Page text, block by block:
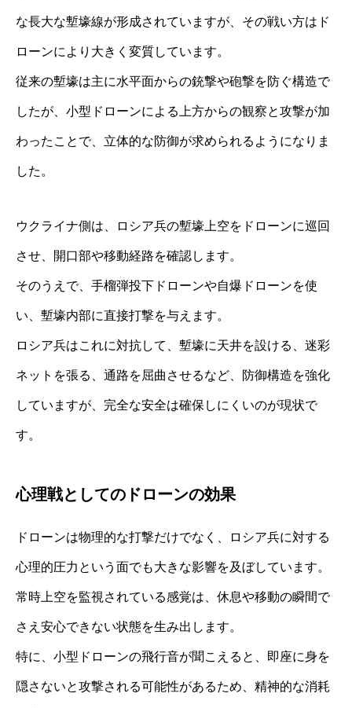
な長大な塹壕線が形成されていますが、その戦い方はド
ローンにより大きく変質しています。
従来の塹壕は主に水平面からの銃撃や砲撃を防ぐ構造で
したが、小型ドローンによる上方からの観察と攻撃が加
わったことで、立体的な防御が求められるようになりま
した。
ウクライナ側は、ロシア兵の塹壕上空をドローンに巡回
させ、開口部や移動経路を確認します。
そのうえで、手榴弾投下ドローンや自爆ドローンを使
い、塹壕内部に直接打撃を与えます。
ロシア兵はこれに対抗して、塹壕に天井を設ける、迷彩
ネットを張る、通路を屈曲させるなど、防御構造を強化
していますが、完全な安全は確保しにくいのが現状で
す。
心理戦としてのドローンの効果
ドローンは物理的な打撃だけでなく、ロシア兵に対する
心理的圧力という面でも大きな影響を及ぼしています。
常時上空を監視されている感覚は、休息や移動の瞬間で
さえ安心できない状態を生み出します。
特に、小型ドローンの飛行音が聞こえると、即座に身を
隠さないと攻撃される可能性があるため、精神的な消耗